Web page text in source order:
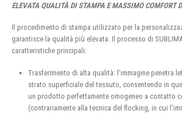
ELEVATA QUALITÀ DI STAMPA E MASSIMO COMFORT
Il procedimento di stampa utilizzato per la
garantisce la qualità più elevata. Il processo di
caratteristiche principali:
Trasferimento di alta qualità: l’immagine penetra
strato superficiale del tessuto, consentendo in
un prodotto perfettamente omogeneo a contatto
(contrariamente alla tecnica del flocking, in cui